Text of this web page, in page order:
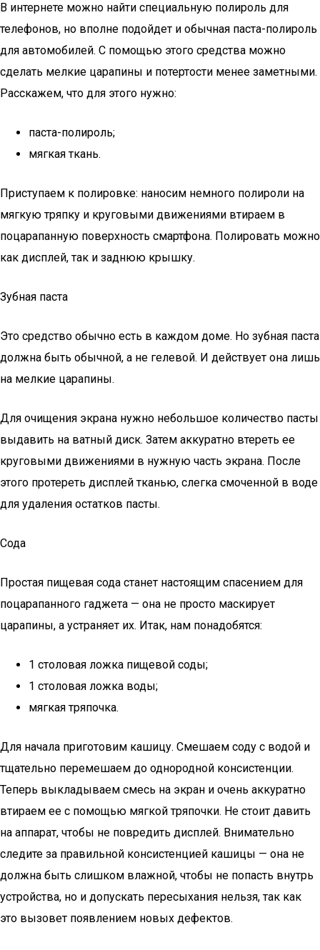
В интернете можно найти специальную полироль для
телефонов, но вполне подойдет и обычная паста-полироль
для автомобилей. С помощью этого средства можно
сделать мелкие царапины и потертости менее заметными.
Расскажем, что для этого нужно:
паста-полироль;
мягкая ткань.
Приступаем к полировке: наносим немного полироли на
мягкую тряпку и круговыми движениями втираем в
поцарапанную поверхность смартфона. Полировать можно
как дисплей, так и заднюю крышку.
Зубная паста
Это средство обычно есть в каждом доме. Но зубная паста
должна быть обычной, а не гелевой. И действует она лишь
на мелкие царапины.
Для очищения экрана нужно небольшое количество пасты
выдавить на ватный диск. Затем аккуратно втереть ее
круговыми движениями в нужную часть экрана. После
этого протереть дисплей тканью, слегка смоченной в воде
для удаления остатков пасты.
Сода
Простая пищевая сода станет настоящим спасением для
поцарапанного гаджета — она не просто маскирует
царапины, а устраняет их. Итак, нам понадобятся:
1 столовая ложка пищевой соды;
1 столовая ложка воды;
мягкая тряпочка.
Для начала приготовим кашицу. Смешаем соду с водой и
тщательно перемешаем до однородной консистенции.
Теперь выкладываем смесь на экран и очень аккуратно
втираем ее с помощью мягкой тряпочки. Не стоит давить
на аппарат, чтобы не повредить дисплей. Внимательно
следите за правильной консистенцией кашицы — она не
должна быть слишком влажной, чтобы не попасть внутрь
устройства, но и допускать пересыхания нельзя, так как
это вызовет появлением новых дефектов.